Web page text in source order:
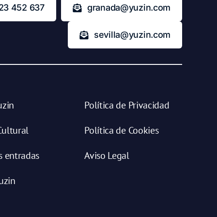
452 637 granada@yuzin.com
sevilla@yuzin.com
entradas
Política de Privacidad
Política de Cookies
Aviso Legal